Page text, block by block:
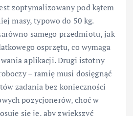
zoptymalizowany pod kątem
masy, typowo do 50 kg.
samego przedmiotu, jak
osprzętu, co wymaga
aplikacji. Drugi istotny
– ramię musi dosięgnąć
zadania bez konieczności
pozycjonerów, choć w
się je, aby zwiększyć